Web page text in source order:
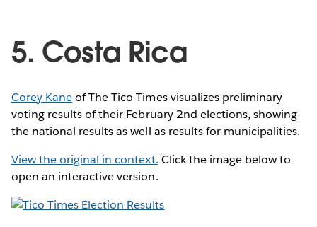
5. Costa Rica
Corey Kaneof The Tico Times visualizes preliminary
voting results of their February 2nd elections, showing
the national results as well as results for municipalities.
View the original in context. Click the image below to
open an interactive version.